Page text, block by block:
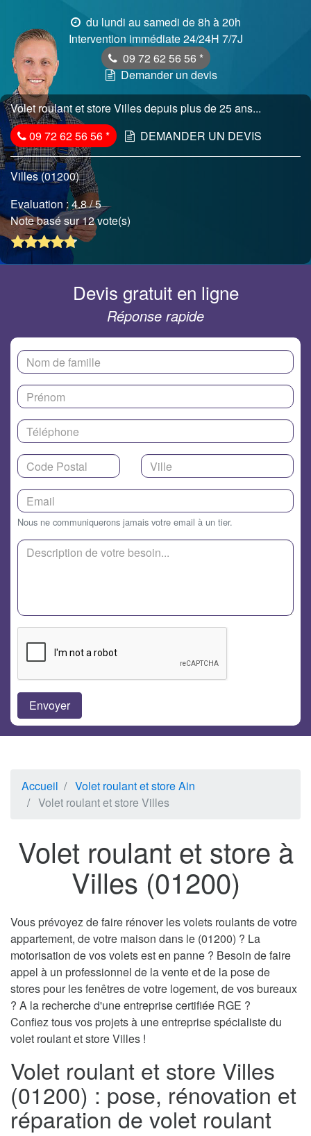
du lundi au samedi de 8h à 20h
Intervention immédiate 24/24H 7/7J
09 72 62 56 56 *
Demander un devis
Volet roulant et store Villes depuis plus de 25 ans...
09 72 62 56 56* DEMANDER UN DEVIS
Villes (01200)
Evaluation :4.8/ 5
Note basé sur 12 vote(s)
Devis gratuit en ligne
Réponse rapide
Nous ne communiquerons jamais votre email à un tier.
Accueil
Volet roulant et store Ain
Volet roulant et store Villes
Volet roulant et store à
Villes (01200)
Vous prévoyez de faire rénover les volets roulants de votre
appartement, de votre maison dans le (01200) ? La
motorisation de vos volets est en panne ? Besoin de faire
appel à un professionnel de la vente et de la pose de
stores pour les fenêtres de votre logement, de vos bureaux
? A la recherche d'une entreprise certifiée RGE ?
Confiez tous vos projets à une entreprise spécialiste du
volet roulant et store Villes !
Volet roulant et store Villes
(01200) : pose, rénovation et
réparation de volet roulant